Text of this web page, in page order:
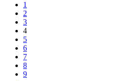
1
2
3
4
5
6
7
8
9